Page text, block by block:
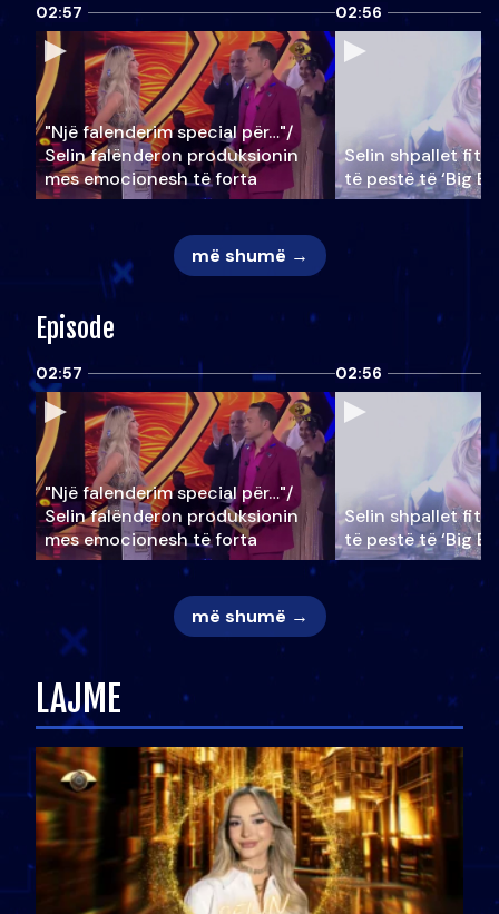
02:57
"Një falenderim special për…"/
Selin falënderon produksionin
mes emocionesh të forta
02:56
Selin shpallet
të pestë të ‘Big
më shumë →
Episode
02:57
"Një falenderim special për…"/
Selin falënderon produksionin
mes emocionesh të forta
02:56
Selin shpallet
të pestë të ‘Big
më shumë →
LAJME